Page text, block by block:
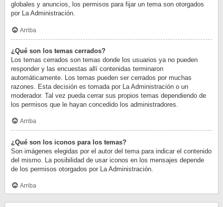
globales y anuncios, los permisos para fijar un tema son otorgados
por La Administración.
Arriba
¿Qué son los temas cerrados?
Los temas cerrados son temas donde los usuarios ya no pueden
responder y las encuestas allí contenidas terminaron
automáticamente. Los temas pueden ser cerrados por muchas
razones. Esta decisión es tomada por La Administración o un
moderador. Tal vez pueda cerrar sus propios temas dependiendo de
los permisos que le hayan concedido los administradores.
Arriba
¿Qué son los iconos para los temas?
Son imágenes elegidas por el autor del tema para indicar el contenido
del mismo. La posibilidad de usar iconos en los mensajes depende
de los permisos otorgados por La Administración.
Arriba